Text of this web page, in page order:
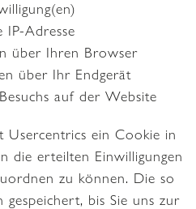
IP-Adresse
über Ihren Browser
über Ihr Endgerät
auf der Website
Usercentrics ein Cookie in
die erteilten Einwilligungen
zu können. Die so
bis Sie uns zur